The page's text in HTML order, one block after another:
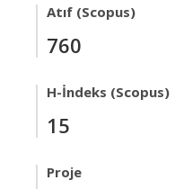
Atıf (Scopus)
760
H-İndeks (Scopus)
15
Proje